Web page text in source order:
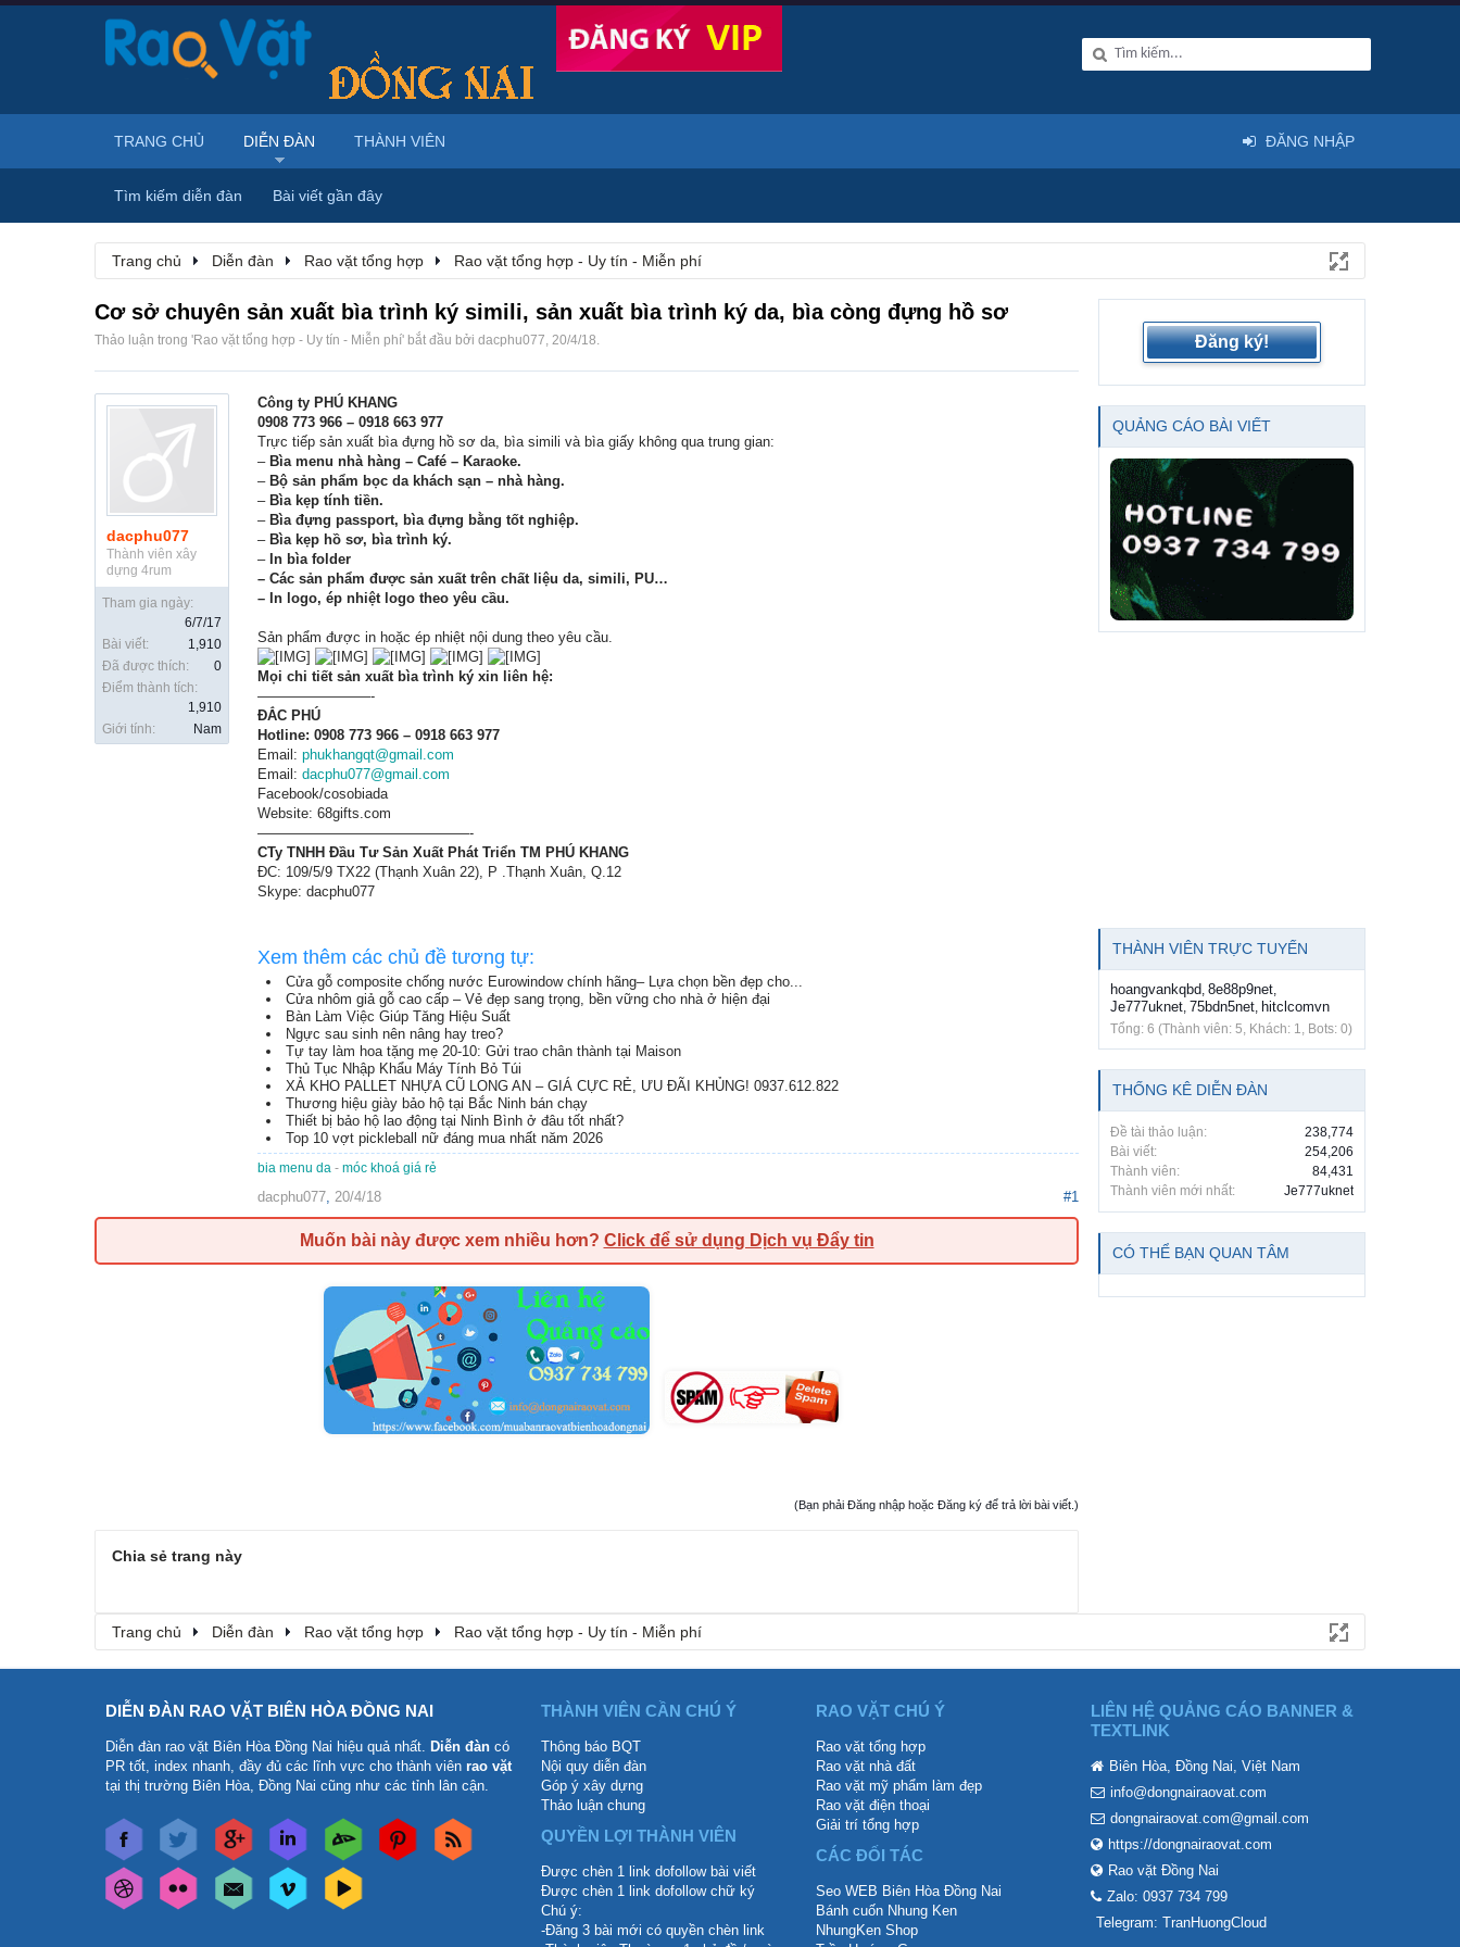
Trang chủ Diễn đàn Rao vặt tổng hợp Rao vặt tổng hợp - Uy tín - Miễn phí
Cơ sở chuyên sản xuất bìa trình ký simili, sản xuất bìa trình ký da, bìa còng đựng hồ sơ
Thảo luận trong 'Rao vặt tổng hợp - Uy tín - Miễn phí' bắt đầu bởi dacphu077, 20/4/18.
dacphu077
Thành viên xây
dựng 4rum
Tham gia ngày:
6/7/17
Bài viết:
1,910
Đã được thích:
0
Điểm thành tích:
1,910
Giới tính:
Nam
Công ty PHÚ KHANG
0908 773 966 – 0918 663 977
Trực tiếp sản xuất bìa đựng hồ sơ da, bìa simili và bìa giấy không qua trung gian:
– Bìa menu nhà hàng – Café – Karaoke.
– Bộ sản phẩm bọc da khách sạn – nhà hàng.
– Bìa kẹp tính tiền.
– Bìa đựng passport, bìa đựng bằng tốt nghiệp.
– Bìa kẹp hồ sơ, bìa trình ký.
– In bìa folder
– Các sản phẩm được sản xuất trên chất liệu da, simili, PU…
– In logo, ép nhiệt logo theo yêu cầu.
Sản phẩm được in hoặc ép nhiệt nội dung theo yêu cầu.
Mọi chi tiết sản xuất bìa trình ký xin liên hệ:
————————-
ĐẮC PHÚ
Hotline: 0908 773 966 – 0918 663 977
Email: phukhangqt@gmail.com
Email: dacphu077@gmail.com
Facebook/cosobiada
Website: 68gifts.com
———————————————-
CTy TNHH Đầu Tư Sản Xuất Phát Triển TM PHÚ KHANG
ĐC: 109/5/9 TX22 (Thạnh Xuân 22), P .Thạnh Xuân, Q.12
Skype: dacphu077
Xem thêm các chủ đề tương tự:
Cửa gỗ composite chống nước Eurowindow chính hãng– Lựa chọn bền đẹp cho...
Cửa nhôm giả gỗ cao cấp – Vẻ đẹp sang trọng, bền vững cho nhà ở hiện đại
Bàn Làm Việc Giúp Tăng Hiệu Suất
Ngực sau sinh nên nâng hay treo?
Tự tay làm hoa tặng mẹ 20-10: Gửi trao chân thành tại Maison
Thủ Tục Nhập Khẩu Máy Tính Bỏ Túi
XẢ KHO PALLET NHỰA CŨ LONG AN – GIÁ CỰC RẺ, ƯU ĐÃI KHỦNG! 0937.612.822
Thương hiệu giày bảo hộ tại Bắc Ninh bán chạy
Thiết bị bảo hộ lao động tại Ninh Bình ở đâu tốt nhất?
Top 10 vợt pickleball nữ đáng mua nhất năm 2026
bia menu da - móc khoá giá rẻ
dacphu077, 20/4/18 #1
Muốn bài này được xem nhiều hơn? Click để sử dụng Dịch vụ Đẩy tin
(Bạn phải Đăng nhập hoặc Đăng ký để trả lời bài viết.)
Chia sẻ trang này
Đăng ký!
QUẢNG CÁO BÀI VIẾT
THÀNH VIÊN TRỰC TUYẾN
hoangvankqbd, 8e88p9net,
Je777uknet, 75bdn5net, hitclcomvn
Tổng: 6 (Thành viên: 5, Khách: 1, Bots: 0)
THỐNG KÊ DIỄN ĐÀN
Đề tài thảo luận:
238,774
Bài viết:
254,206
Thành viên:
84,431
Thành viên mới nhất:
Je777uknet
CÓ THỂ BẠN QUAN TÂM
Trang chủ Diễn đàn Rao vặt tổng hợp Rao vặt tổng hợp - Uy tín - Miễn phí
TRANG CHỦ DIỄN ĐÀN
Tìm kiếm diễn đàn Bài viết gần đây
THÀNH VIÊN ĐĂNG NHẬP
DIỄN ĐÀN RAO VẶT BIÊN HÒA ĐỒNG NAI
Diễn đàn rao vặt Biên Hòa Đồng Nai hiệu quả nhất. Diễn đàn có
PR tốt, index nhanh, đầy đủ các lĩnh vực cho thành viên rao vặt
tại thị trường Biên Hòa, Đồng Nai cũng như các tỉnh lân cận.
THÀNH VIÊN CẦN CHÚ Ý
Thông báo BQT
Nội quy diễn đàn
Góp ý xây dựng
Thảo luận chung
QUYỀN LỢI THÀNH VIÊN
Được chèn 1 link dofollow bài viết
Được chèn 1 link dofollow chữ ký
Chú ý:
-Đăng 3 bài mới có quyền chèn link
RAO VẶT CHÚ Ý
Rao vặt tổng hợp
Rao vặt nhà đất
Rao vặt mỹ phẩm làm đẹp
Rao vặt điện thoại
Giải trí tổng hợp
CÁC ĐỐI TÁC
Seo WEB Biên Hòa Đồng Nai
Bánh cuốn Nhung Ken
NhungKen Shop
LIÊN HỆ QUẢNG CÁO BANNER &
TEXTLINK
Biên Hòa, Đồng Nai, Việt Nam
info@dongnairaovat.com
dongnairaovat.com@gmail.com
https://dongnairaovat.com
Rao vặt Đồng Nai
Zalo: 0937 734 799
Telegram: TranHuongCloud